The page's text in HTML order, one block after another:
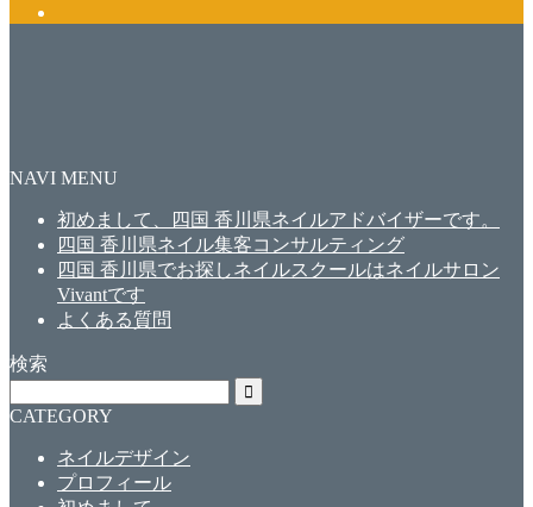
NAVI MENU
初めまして、四国 香川県ネイルアドバイザーです。
四国 香川県ネイル集客コンサルティング
四国 香川県でお探しネイルスクールはネイルサロン
Vivantです
よくある質問
検索
CATEGORY
ネイルデザイン
プロフィール